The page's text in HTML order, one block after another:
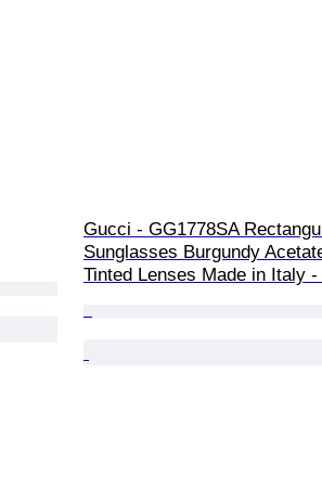
Gucci - GG1778SA
Sunglasses Burgundy
Tinted Lenses Made in Italy